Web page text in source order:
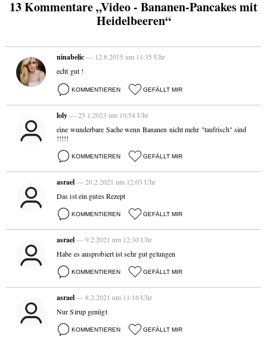
13 Kommentare „Video - Bananen-Pancakes mit
Heidelbeeren“
ninabelic— 12.8.2015 um 11:35 Uhr
echt gut !
KOMMENTIEREN GEFÄLLT MIR
loly— 25.1.2023 um 10:54 Uhr
eine wunderbare Sache wenn Bananen nicht mehr "taufrisch" sind
!!!!!
KOMMENTIEREN GEFÄLLT MIR
asrael— 20.2.2021 um 12:03 Uhr
Das ist ein gutes Rezept
KOMMENTIEREN GEFÄLLT MIR
asrael— 9.2.2021 um 12:30 Uhr
Habe es ausprobiert ist sehr gut gelungen
KOMMENTIEREN GEFÄLLT MIR
asrael— 8.2.2021 um 11:16 Uhr
Nur Sirup genügt
KOMMENTIEREN GEFÄLLT MIR